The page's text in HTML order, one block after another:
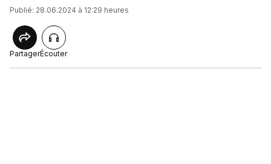
Publié: 28.06.2024 à 12:29 heures
PartagerÉcouter